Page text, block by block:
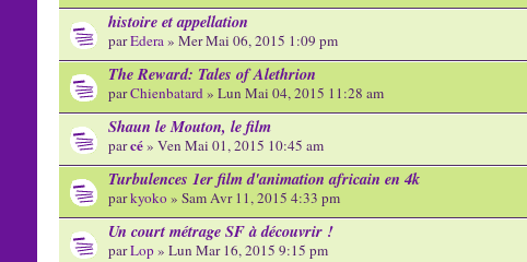
histoire et appellation
parEdera» Mer Mai 06, 2015 1:09 pm
The Reward: Tales of Alethrion
parChienbatard» Lun Mai 04, 2015 11:28 am
Shaun le Mouton, le film
parcé» Ven Mai 01, 2015 10:45 am
Turbulences 1er film d'animation africain en 4k
parkyoko» Sam Avr 11, 2015 4:33 pm
Un court métrage SF à découvrir !
parLop» Lun Mar 16, 2015 9:15 pm